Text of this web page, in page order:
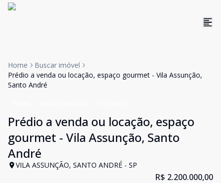
Home
Buscar imóvel
Prédio a venda ou locação, espaço gourmet - Vila Assunção,
Santo André
Prédio a venda ou locação, espaço
gourmet - Vila Assunção, Santo
André
VILA ASSUNÇÃO, SANTO ANDRÉ - SP
R$ 2.200.000,00